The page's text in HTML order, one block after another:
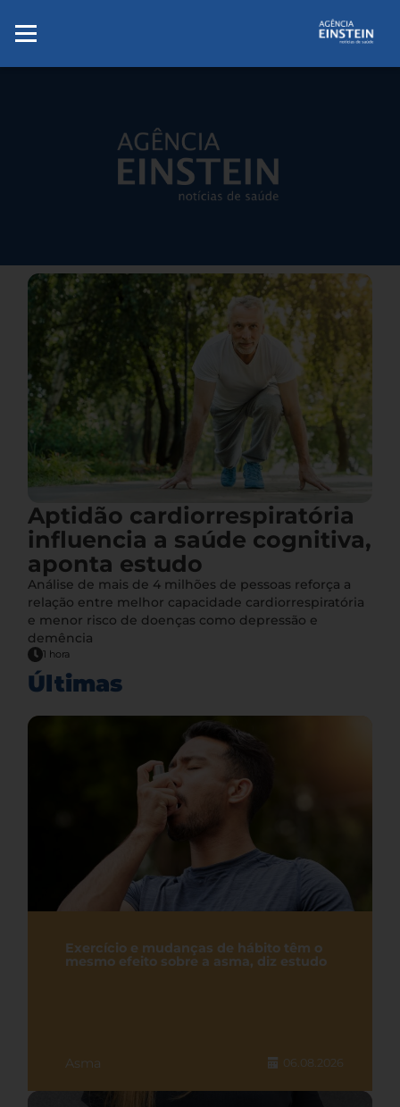
Aptidão cardiorrespiratória
influencia a saúde cognitiva,
aponta estudo
Análise de mais de 4 milhões de pessoas reforça a
relação entre melhor capacidade cardiorrespiratória
e menor risco de doenças como depressão e
demência
1 hora
Últimas
Exercício e mudanças de hábito têm o
mesmo efeito sobre a asma, diz estudo
Asma 06.08.2026